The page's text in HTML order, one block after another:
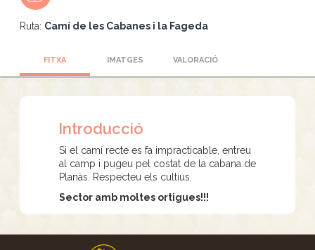
Ruta: Camí de les Cabanes i la Fageda
FITXA IMATGES VALORACIÓ
Introducció
Si el camí recte es fa impracticable, entreu
al camp i pugeu pel costat de la cabana de
Planàs. Respecteu els cultius.
Sector amb moltes ortigues!!!